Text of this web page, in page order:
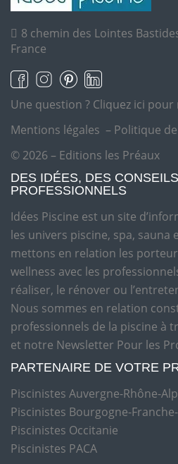
8 chemin des Lointes
France
Une question ? Cliquez ici
Mentions légales – Politique
© 2026 – Editions les Préaux
DES IDÉES, DES
PROFESSIONNELS
Idées Piscine est un site
les univers piscine, spa, sauna
mettons en relation les
wellness avec les
réaliser, le rénover ou
Nous sommes en relation
professionnels de la piscine à
et notre Newsletter Pour les
PARTENAIRE DE VOTRE
Piscinistes Auvergne-Rhône-
Piscinistes Bourgogne-
Piscinistes Occitanie
Piscinistes PACA